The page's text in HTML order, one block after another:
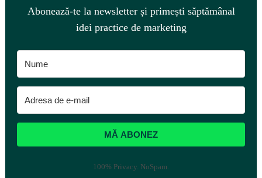
Abonează-te la newsletter și primești săptămânal
idei practice de marketing
MĂ ABONEZ
100% Privacy. NoSpam.